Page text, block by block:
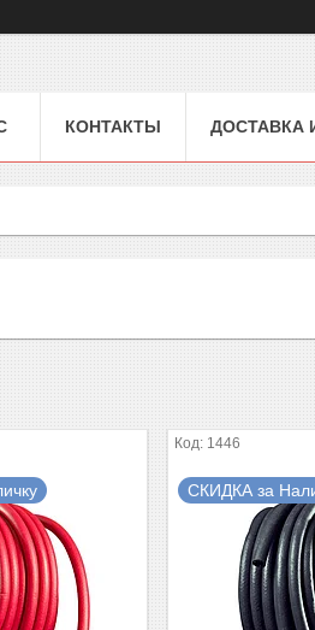
КОНТАКТЫ ДОСТАВКА
1446
СКИДКА за